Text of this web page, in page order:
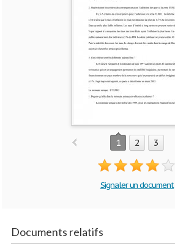
1 2 3
Signaler un document
Documents relatifs